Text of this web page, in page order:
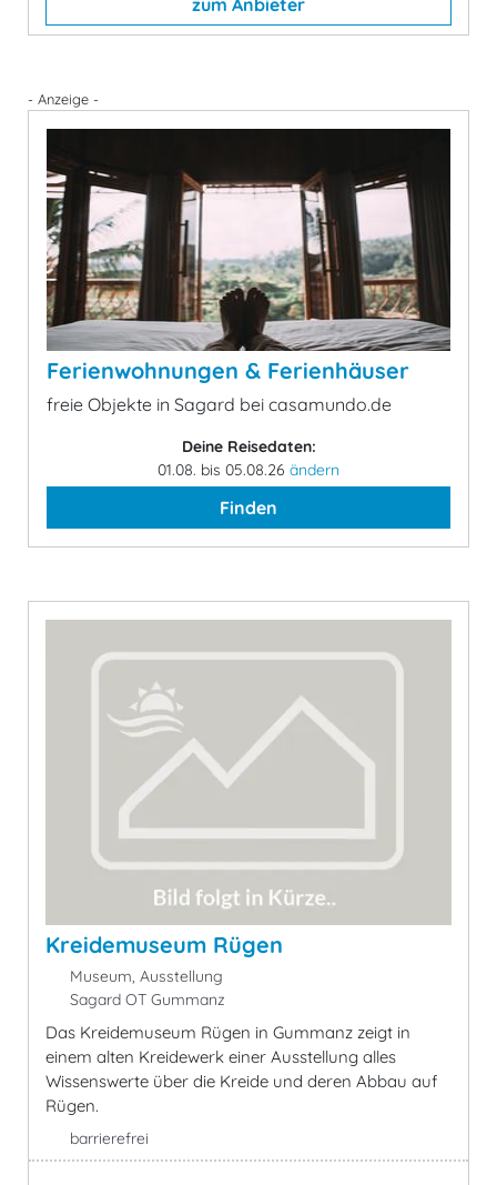
zum Anbieter
- Anzeige -
Ferienwohnungen & Ferienhäuser
freie Objekte in Sagard bei casamundo.de
Deine Reisedaten:
01.08. bis 05.08.26 ändern
Finden
Kreidemuseum Rügen
Museum, Ausstellung
Sagard OT Gummanz
Das Kreidemuseum Rügen in Gummanz zeigt in
einem alten Kreidewerk einer Ausstellung alles
Wissenswerte über die Kreide und deren Abbau auf
Rügen.
barrierefrei